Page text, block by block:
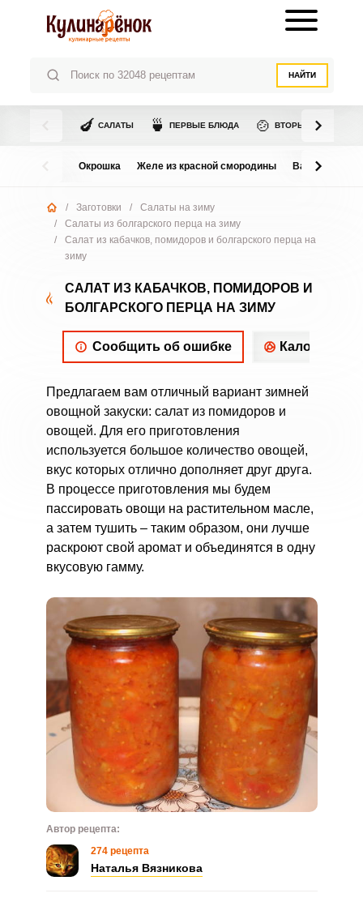
НАЙТИ
🍆 САЛАТЫ 🍵 ПЕРВЫЕ БЛЮДА 🍲 ВТОРЫЕ БЛЮДА
Окрошка Желе из красной смородины Варенье из
/ Заготовки /
Салаты на зиму
/
Салаты из болгарского перца на зиму
/
Салат из кабачков, помидоров и болгарского перца на
зиму
САЛАТ ИЗ КАБАЧКОВ, ПОМИДОРОВ И
БОЛГАРСКОГО ПЕРЦА НА ЗИМУ
Сообщить об ошибке
Предлагаем вам отличный вариант зимней
овощной закуски: салат из помидоров и
овощей. Для его приготовления
используется большое количество овощей,
вкус которых отлично дополняет друг друга.
В процессе приготовления мы будем
пассировать овощи на растительном масле,
а затем тушить – таким образом, они лучше
раскроют свой аромат и объединятся в одну
вкусовую гамму.
Автор рецепта:
274 рецепта
Наталья Вязникова